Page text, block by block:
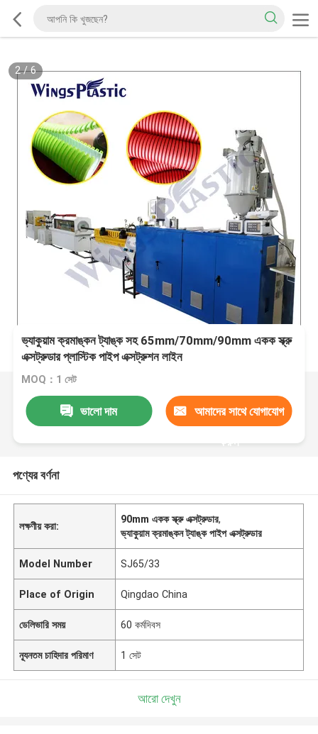
2/6
ভ্যাকুয়াম ক্রমাঙ্কন ট্যাঙ্ক সহ 65mm/70mm/90mm একক স্ক্রু
এক্সট্রুডার প্লাস্টিক পাইপ এক্সট্রুশন লাইন
MOQ：1 সেট
ভালো দাম আমাদের সাথে যোগাযোগ
করুন
পণ্যের বর্ণনা
লক্ষণীয় করা:
90mm একক স্ক্রু এক্সট্রুডার,
ভ্যাকুয়াম ক্রমাঙ্কন ট্যাঙ্ক পাইপ এক্সট্রুডার
Model Number SJ65/33
Place of Origin Qingdao China
ডেলিভারি সময় 60 কর্মদিবস
ন্যূনতম চাহিদার পরিমাণ 1 সেট
আরো দেখুন